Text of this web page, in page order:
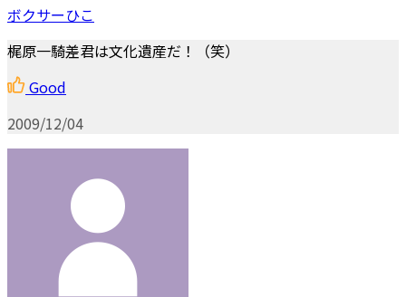
ボクサーひこ
梶原一騎差君は文化遺産だ！（笑）
Good
2009/12/04